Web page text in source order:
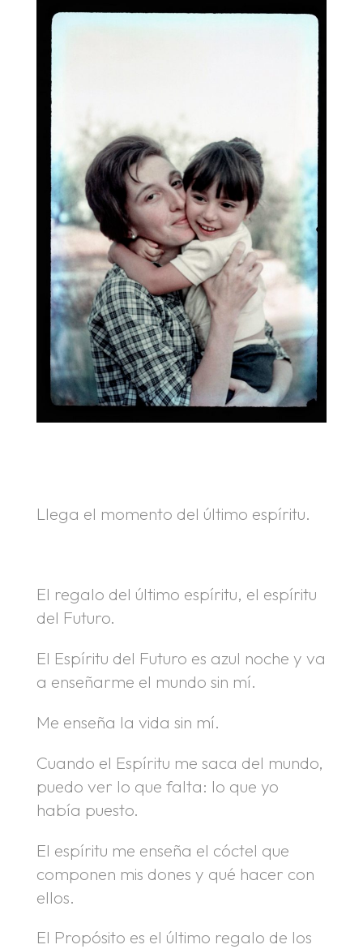
Llega el momento del último espíritu.
El regalo del último espíritu, el espíritu
del Futuro.
El Espíritu del Futuro es azul noche y va
a enseñarme el mundo sin mí.
Me enseña la vida sin mí.
Cuando el Espíritu me saca del mundo,
puedo ver lo que falta: lo que yo
había puesto.
El espíritu me enseña el cóctel que
componen mis dones y qué hacer con
ellos.
El Propósito es el último regalo de los